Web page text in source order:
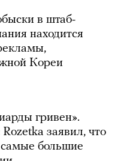
в штаб-
находится
Кореи
гривен».
заявил, что
самые большие